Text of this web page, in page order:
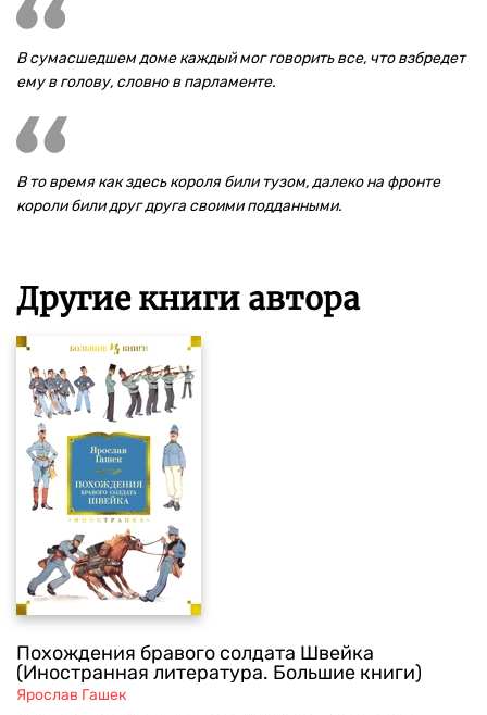
В сумасшедшем доме каждый мог говорить все, что взбредет
ему в голову, словно в парламенте.
В то время как здесь короля били тузом, далеко на фронте
короли били друг друга своими подданными.
Другие книги автора
Похождения бравого солдата Швейка
(Иностранная литература. Большие книги)
Ярослав Гашек